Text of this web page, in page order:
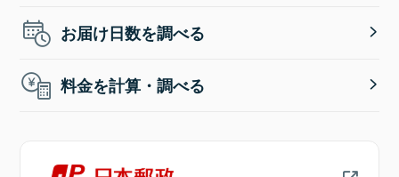
お届け日数を調べる
料金を計算・調べる